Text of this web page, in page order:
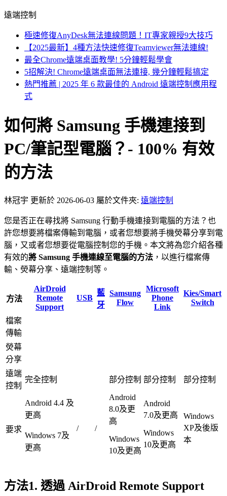
遠端控制
極速修復AnyDesk無法連線問題！IT專家親授9大技巧
【2025最新】4種方法快速修復Teamviewer無法連線!
最全Chrome遠端桌面教學! 5分鐘輕鬆學會
5招解決! Chrome遠端桌面無法連接, 幾分鐘輕鬆搞定
熱門推薦 | 2025 年 6 款最佳的 Android 遠端控制應用程
式
如何將 Samsung 手機連接到
PC/筆記型電腦？- 100% 有效
的方法
林冠宇 更新於 2026-06-03 屬於文件夾: 遠端控制
您是否正在尋找將 Samsung 行動手機連接到電腦的方法？也
許您想要將檔案傳輸到電腦，或者您想要將手機熒幕分享到電
腦，又或者您想要從電腦控制您的手機。本文將為您介紹各種
有效的將 Samsung 手機連線至電腦的方法 ，以進行檔案傳
輸、熒幕分享、遠端控制等。
方法
AirDroid
Remote
Support
USB
藍
牙
Samsung
Flow
Microsoft
Phone
Link
Kies/Smart
Switch
檔案
傳輸
熒幕
分享
遠端
控制
完全控制 部分控制 部分控制 部分控制
要求
Android 4.4 及
更高
Windows 7及
更高
/ /
Android
8.0及更
高
Windows
10及更高
Android
7.0及更高
Windows
10及更高
Windows
XP及後版
本
方法1. 透過 AirDroid Remote Support